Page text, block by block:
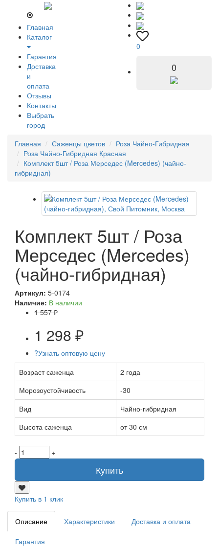
Главная
Каталог
Гарантия
Доставка
и
оплата
Отзывы
Контакты
Выбрать
город
0
0
Главная Саженцы цветов
Роза Чайно-Гибридная
Роза Чайно-Гибридная Красная
Комплект 5шт / Роза Мерседес (Mercedes) (чайно-
гибридная)
Комплект 5шт / Роза
Мерседес (Mercedes)
(чайно-гибридная)
Артикул: 5-0174
Наличие: В наличии
1 557 ₽
1 298 ₽
?Узнать оптовую цену
Возраст саженца
2 года
Морозоустойчивость
-30
Вид
Чайно-гибридная
Высота саженца
от 30 см
- +
Купить
Купить в 1 клик
Описание Характеристики Доставка и оплата
Гарантия